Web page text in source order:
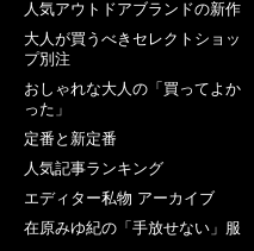
人気アウトドアブランドの新作
大人が買うべきセレクトショッ
プ別注
おしゃれな大人の「買ってよか
った」
定番と新定番
人気記事ランキング
エディター私物 アーカイブ
在原みゆ紀の「手放せない」服